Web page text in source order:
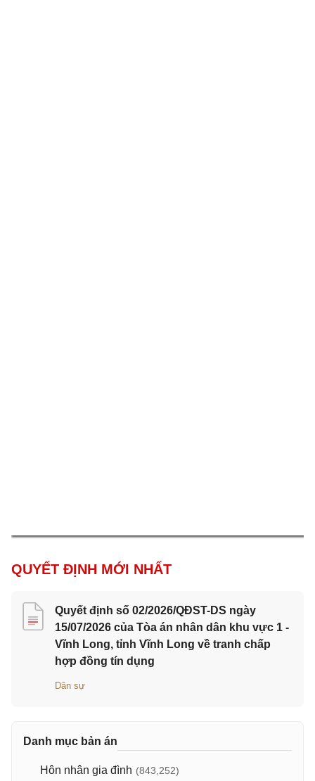
QUYẾT ĐỊNH MỚI NHẤT
Quyết định số 02/2026/QĐST-DS ngày
15/07/2026 của Tòa án nhân dân khu vực 1 -
Vĩnh Long, tỉnh Vĩnh Long về tranh chấp
hợp đồng tín dụng
Dân sự
Danh mục bản án
Hôn nhân gia đình (843,252)